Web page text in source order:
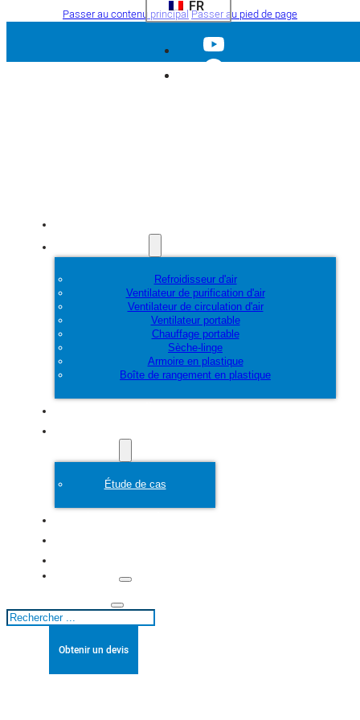
Passer au contenu principal Passer au pied de page
FR
Refroidisseur d'air
Ventilateur de purification d'air
Ventilateur de circulation d'air
Ventilateur portable
Chauffage portable
Sèche-linge
Armoire en plastique
Boîte de rangement en plastique
Étude de cas
Rechercher
Obtenir un devis